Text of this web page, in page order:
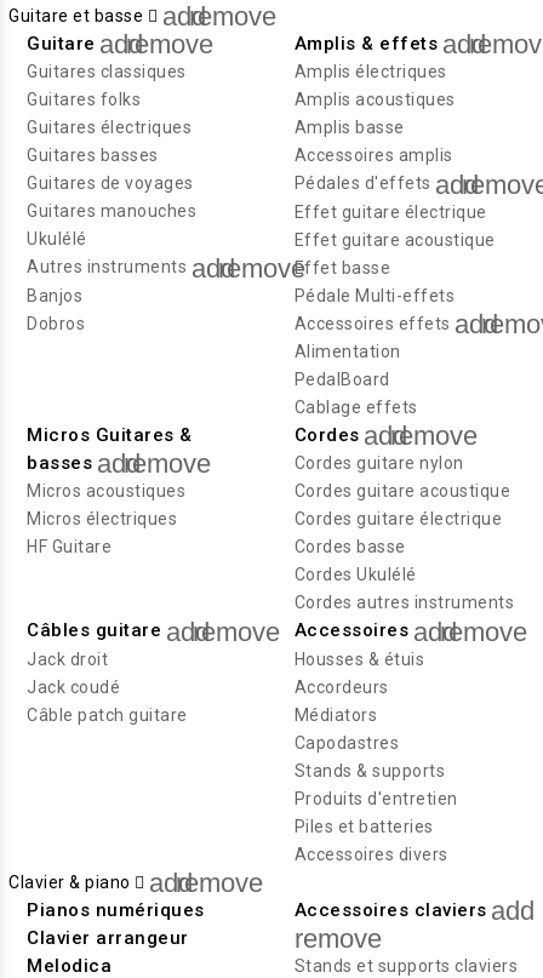
Guitare et basse
addremove
Guitare addremove
Guitares classiques
Guitares folks
Guitares électriques
Guitares basses
Guitares de voyages
Guitares manouches
Ukulélé
Autres instruments addremove
Banjos
Dobros
Amplis & effets add
Amplis électriques
Amplis acoustiques
Amplis basse
Accessoires amplis
Pédales d'effets add
Effet guitare électrique
Effet guitare acoustique
Effet basse
Pédale Multi-effets
Accessoires effets add
Alimentation
PedalBoard
Cablage effets
Micros Guitares &
basses addremove
Micros acoustiques
Micros électriques
HF Guitare
Cordes addremove
Cordes guitare nylon
Cordes guitare acoustique
Cordes guitare électrique
Cordes basse
Cordes Ukulélé
Cordes autres instruments
Câbles guitare addremove
Jack droit
Jack coudé
Câble patch guitare
Accessoires addremove
Housses & étuis
Accordeurs
Médiators
Capodastres
Stands & supports
Produits d'entretien
Piles et batteries
Accessoires divers
Clavier & piano
addremove
Pianos numériques
Clavier arrangeur
Melodica
Accessoires claviers add
remove
Stands et supports claviers